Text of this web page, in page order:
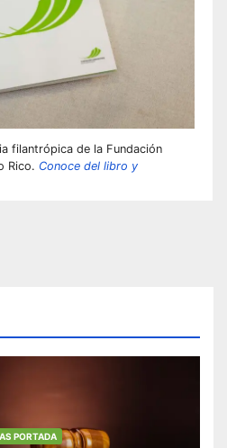
filantrópica de la Fundación
Rico. Conoce del libro y
PORTADA